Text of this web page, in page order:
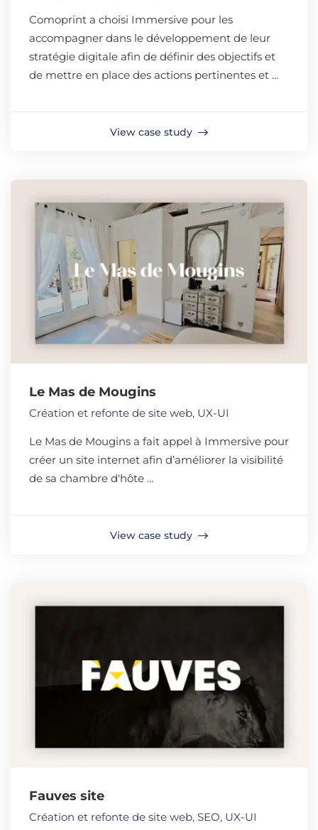
Comoprint a choisi Immersive pour les
accompagner dans le développement de leur
stratégie digitale afin de définir des objectifs et
de mettre en place des actions pertinentes et …
View case study
Le Mas de Mougins
Création et refonte de site web, UX-UI
Le Mas de Mougins a fait appel à Immersive pour
créer un site internet afin d’améliorer la visibilité
de sa chambre d'hôte …
View case study
Fauves site
Création et refonte de site web, SEO, UX-UI